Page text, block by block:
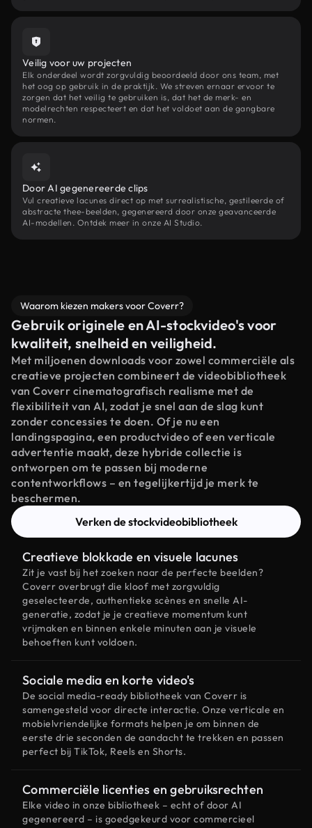
Veilig voor uw projecten
Elk onderdeel wordt zorgvuldig beoordeeld door ons team, met
het oog op gebruik in de praktijk. We streven ernaar ervoor te
zorgen dat het veilig te gebruiken is, dat het de merk- en
modelrechten respecteert en dat het voldoet aan de gangbare
normen.
Door AI gegenereerde clips
Vul creatieve lacunes direct op met surrealistische, gestileerde of
abstracte thee-beelden, gegenereerd door onze geavanceerde
AI-modellen. Ontdek meer in onze AI Studio.
Waarom kiezen makers voor Coverr?
Gebruik originele en AI-stockvideo's voor
kwaliteit, snelheid en veiligheid.
Met miljoenen downloads voor zowel commerciële als
creatieve projecten combineert de videobibliotheek
van Coverr cinematografisch realisme met de
flexibiliteit van AI, zodat je snel aan de slag kunt
zonder concessies te doen. Of je nu een
landingspagina, een productvideo of een verticale
advertentie maakt, deze hybride collectie is
ontworpen om te passen bij moderne
contentworkflows – en tegelijkertijd je merk te
beschermen.
Verken de stockvideobibliotheek
Creatieve blokkade en visuele lacunes
Zit je vast bij het zoeken naar de perfecte beelden?
Coverr overbrugt die kloof met zorgvuldig
geselecteerde, authentieke scènes en snelle AI-
generatie, zodat je je creatieve momentum kunt
vrijmaken en binnen enkele minuten aan je visuele
behoeften kunt voldoen.
Sociale media en korte video's
De social media-ready bibliotheek van Coverr is
samengesteld voor directe interactie. Onze verticale en
mobielvriendelijke formats helpen je om binnen de
eerste drie seconden de aandacht te trekken en passen
perfect bij TikTok, Reels en Shorts.
Commerciële licenties en gebruiksrechten
Elke video in onze bibliotheek – echt of door AI
gegenereerd – is goedgekeurd voor commercieel